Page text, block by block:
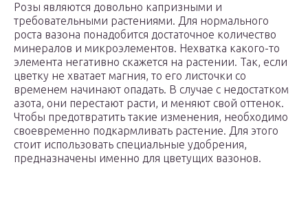
Розы являются довольно капризными и
требовательными растениями. Для нормального
роста вазона понадобится достаточное количество
минералов и микроэлементов. Нехватка какого-то
элемента негативно скажется на растении. Так, если
цветку не хватает магния, то его листочки со
временем начинают опадать. В случае с недостатком
азота, они перестают расти, и меняют свой оттенок.
Чтобы предотвратить такие изменения, необходимо
своевременно подкармливать растение. Для этого
стоит использовать специальные удобрения,
предназначены именно для цветущих вазонов.